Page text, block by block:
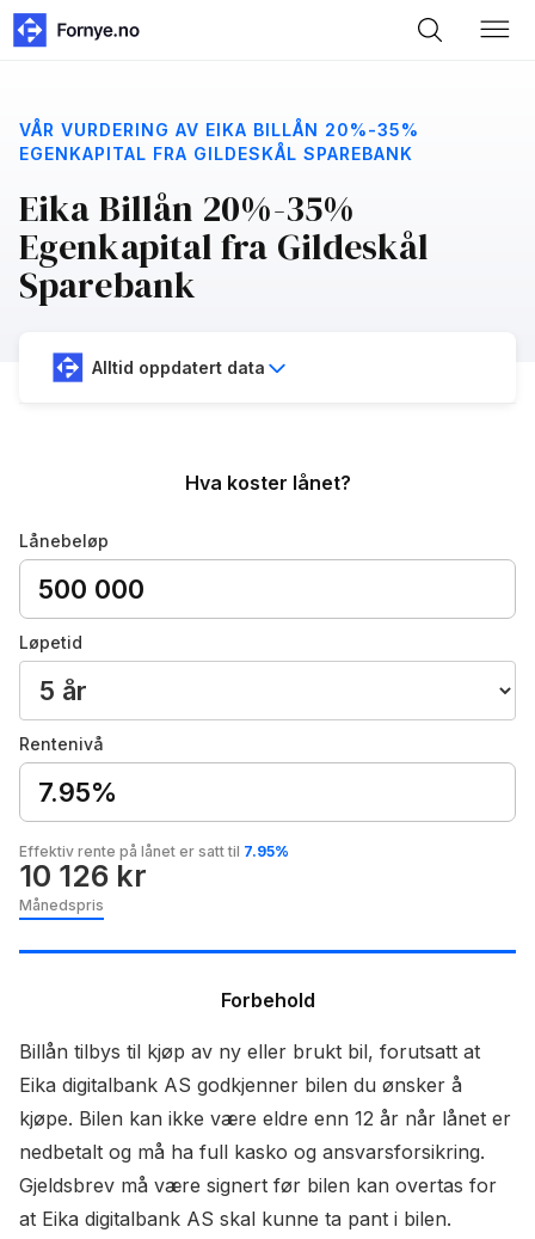
VÅR VURDERING AV EIKA BILLÅN 20%-35%
EGENKAPITAL FRA GILDESKÅL SPAREBANK
Eika Billån 20%-35%
Egenkapital fra Gildeskål
Sparebank
Alltid oppdatert data
Hva koster lånet?
Lånebeløp
Løpetid
Rentenivå
7.95%
Effektiv rente på lånet er satt til 7.95%
10 126 kr
Månedspris
Forbehold
Billån tilbys til kjøp av ny eller brukt bil, forutsatt at
Eika digitalbank AS godkjenner bilen du ønsker å
kjøpe. Bilen kan ikke være eldre enn 12 år når lånet er
nedbetalt og må ha full kasko og ansvarsforsikring.
Gjeldsbrev må være signert før bilen kan overtas for
at Eika digitalbank AS skal kunne ta pant i bilen.